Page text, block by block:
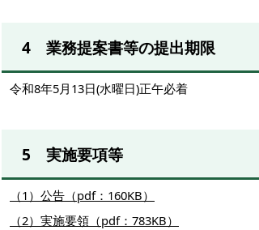
4 業務提案書等の提出期限
令和8年5月13日(水曜日)正午必着
5 実施要項等
（1）公告（pdf：160KB）
（2）実施要領（pdf：783KB）